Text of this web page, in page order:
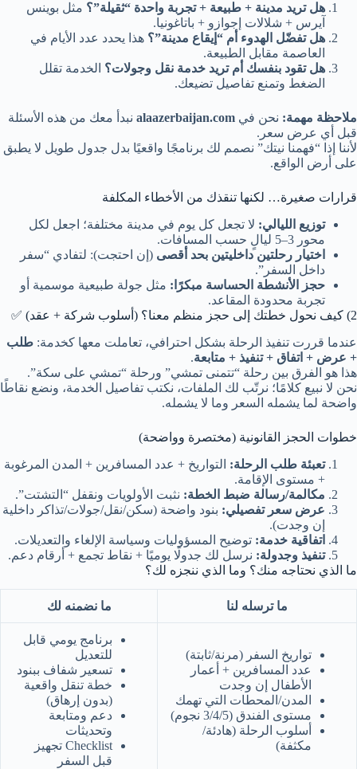
هل تريد مدينة + طبيعة + تجربة واحدة “ثقيلة”؟ مثل بوينس
آيرس + شلالات إجوازو + باتاغونيا.
هل تفضّل الهدوء أم “إيقاع مدينة”؟ هذا يحدد عدد الأيام في
العاصمة مقابل الطبيعة.
هل تقود بنفسك أم تريد خدمة نقل وجولات؟ الخدمة تقلل
الضغط وتمنع تفاصيل تضيعك.
ملاحظة مهمة: نحن في alaazerbaijan.com نبدأ معك من هذه الأسئلة
قبل أي عرض سعر.
لأننا إذا “فهمنا نيتك” نصمم لك برنامجًا واقعيًا بدل جدول طويل لا يطبق
على أرض الواقع.
قرارات صغيرة… لكنها تنقذك من الأخطاء المكلفة
توزيع الليالي: لا تجعل كل يوم في مدينة مختلفة؛ اجعل لكل
محور 3–5 ليالٍ حسب المسافات.
اختيار رحلتين داخليتين بحد أقصى (إن احتجت): لتفادي “سفر
داخل السفر”.
حجز الأنشطة الحساسة مبكرًا: مثل جولة طبيعية موسمية أو
تجربة محدودة المقاعد.
2) كيف نحول خطتك إلى حجز منظم معنا؟ (أسلوب شركة + عقد) ✅
عندما قررت تنفيذ الرحلة بشكل احترافي، تعاملت معها كخدمة: طلب
+ عرض + اتفاق + تنفيذ + متابعة.
هذا هو الفرق بين رحلة “تتمنى تمشي” ورحلة “تمشي على سكة”.
نحن لا نبيع كلامًا؛ نرتّب لك الملفات، نكتب تفاصيل الخدمة، ونضع نقاطًا
واضحة لما يشمله السعر وما لا يشمله.
خطوات الحجز القانونية (مختصرة وواضحة)
تعبئة طلب الرحلة: التواريخ + عدد المسافرين + المدن المرغوبة
+ مستوى الإقامة.
مكالمة/رسالة ضبط الخطة: نثبت الأولويات ونقفل “التشتت”.
عرض سعر تفصيلي: بنود واضحة (سكن/نقل/جولات/تذاكر داخلية
إن وجدت).
اتفاقية خدمة: توضيح المسؤوليات وسياسة الإلغاء والتعديلات.
تنفيذ وجدولة: نرسل لك جدولًا يوميًا + نقاط تجمع + أرقام دعم.
ما الذي نحتاجه منك؟ وما الذي ننجزه لك؟
ما ترسله لنا ما نضمنه لك
تواريخ السفر (مرنة/ثابتة)
عدد المسافرين + أعمار
الأطفال إن وجدت
المدن/المحطات التي تهمك
مستوى الفندق (3/4/5 نجوم)
أسلوب الرحلة (هادئة/
مكثفة)
برنامج يومي قابل
للتعديل
تسعير شفاف ببنود
خطة تنقل واقعية
(بدون إرهاق)
دعم ومتابعة
وتحديثات
Checklist تجهيز
قبل السفر